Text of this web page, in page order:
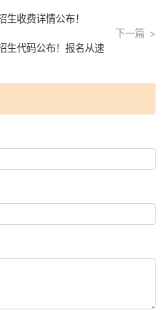
收费详情公布！
下一篇
生代码公布！报名从速